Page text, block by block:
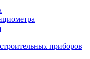
приборов